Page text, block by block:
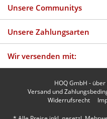
Unsere Communitys
Unsere Zahlungsarten
Wir versenden mit:
HOQ GmbH - über
Versand und
Widerrufsrecht